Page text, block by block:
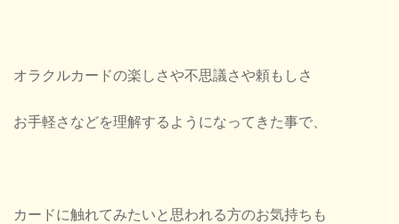
オラクルカードの楽しさや不思議さや頼もしさ
お手軽さなどを理解するようになってきた事で、
カードに触れてみたいと思われる方のお気持ちも